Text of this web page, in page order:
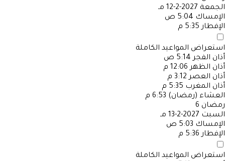
الجمعة 2027-2-12 مـ
الإمساك 5:04 ص
الإفطار 5:35 م
استعراض المواعيد الكاملة
أذان الفجر 5:14 ص
أذان الظهر 12:06 م
أذان العصر 3:12 م
أذان المغرب 5:35 م
العشاء (رمضان) 6:53 م
رمضان 6
السبت 2027-2-13 مـ
الإمساك 5:03 ص
الإفطار 5:36 م
استعراض المواعيد الكاملة